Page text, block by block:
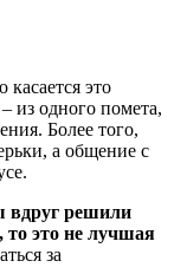
касается это
из одного помета,
Более того,
а общение с
вдруг решили
то это не лучшая
за